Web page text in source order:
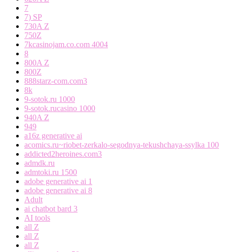
7
7) SP
730A Z
750Z
7kcasinojam.co.com 4004
8
800A Z
800Z
888starz-com.com3
8k
9-sotok.ru 1000
9-sotok.rucasino 1000
940A Z
949
a16z generative ai
acomics.ru~riobet-zerkalo-segodnya-tekushchaya-ssylka 100
addicted2heroines.com3
admdk.ru
admtoki.ru 1500
adobe generative ai 1
adobe generative ai 8
Adult
ai chatbot bard 3
AI tools
all Z
all Z
all Z